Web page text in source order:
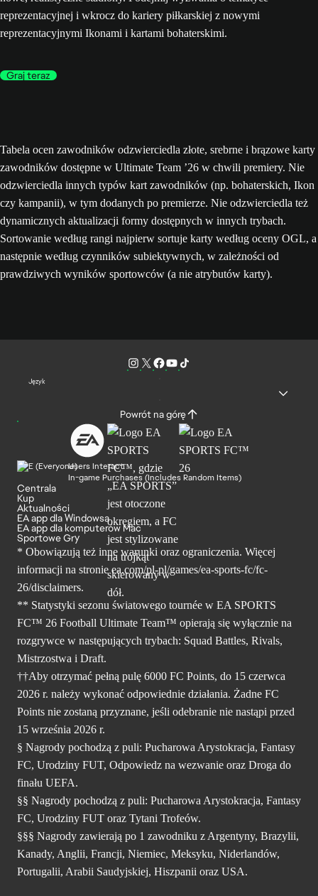
reprezentacyjnej i wkrocz do kariery piłkarskiej z nowymi
reprezentacyjnymi Ikonami i kartami bohaterskimi.
Graj teraz
Tabela ocen zawodników odzwierciedla złote, srebrne i brązowe karty
zawodników dostępne w Ultimate Team ’26 w chwili premiery. Nie
odzwierciedla innych typów kart zawodników (np. bohaterskich, Ikon
czy kampanii), w tym dodanych po premierze. Nie odzwierciedla też
dynamicznych aktualizacji formy dostępnych w innych trybach.
Sortowanie według rangi najpierw sortuje karty według oceny OGL, a
następnie według czynników subiektywnych, w zależności od
prawdziwych wyników sportowców (a nie atrybutów karty).
Język
Powrót na górę
Users Interact
In-game Purchases (Includes Random Items)
Centrala
Kup
Aktualności
EA app dla Windowsa
EA app dla komputerów Mac
Sportowe Gry
* Obowiązują też inne warunki oraz ograniczenia. Więcej
informacji na stronie ea.com/pl-pl/games/ea-sports-fc/fc-
26/disclaimers.
** Statystyki sezonu światowego tournée w EA SPORTS
FC™ 26 Football Ultimate Team™ opierają się wyłącznie na
rozgrywce w następujących trybach: Squad Battles, Rivals,
Mistrzostwa i Draft.
††Aby otrzymać pełną pulę 6000 FC Points, do 15 czerwca
2026 r. należy wykonać odpowiednie działania. Żadne FC
Points nie zostaną przyznane, jeśli odebranie nie nastąpi przed
15 września 2026 r.
§ Nagrody pochodzą z puli: Pucharowa Arystokracja, Fantasy
FC, Urodziny FUT, Odpowiedz na wezwanie oraz Droga do
finału UEFA.
§§ Nagrody pochodzą z puli: Pucharowa Arystokracja, Fantasy
FC, Urodziny FUT oraz Tytani Trofeów.
§§§ Nagrody zawierają po 1 zawodniku z Argentyny, Brazylii,
Kanady, Anglii, Francji, Niemiec, Meksyku, Niderlandów,
Portugalii, Arabii Saudyjskiej, Hiszpanii oraz USA.